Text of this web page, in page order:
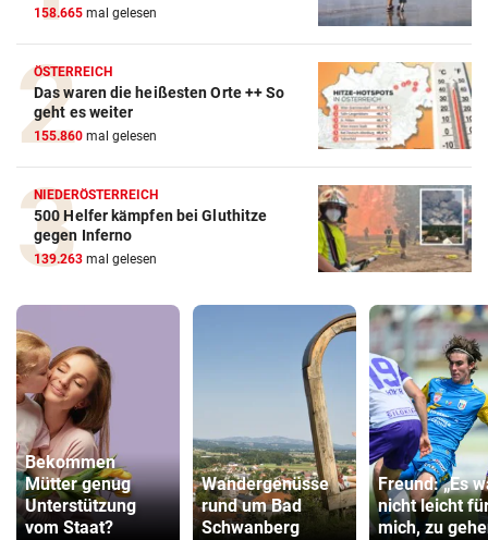
158.665 mal gelesen
ÖSTERREICH
Das waren die heißesten Orte ++ So
geht es weiter
155.860 mal gelesen
NIEDERÖSTERREICH
500 Helfer kämpfen bei Gluthitze
gegen Inferno
139.263 mal gelesen
Bekommen
Mütter genug
Unterstützung
vom Staat?
Wandergenüsse
rund um Bad
Schwanberg
Freund: „Es
nicht leicht
mich, zu